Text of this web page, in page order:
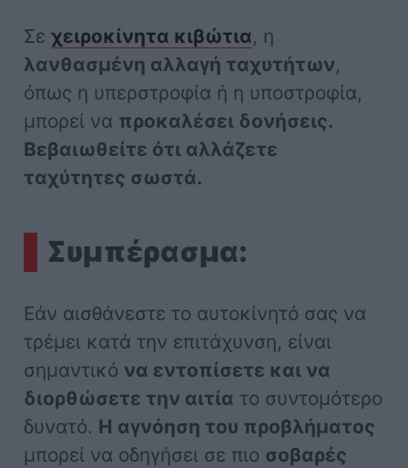
Σεχειροκίνητα κιβώτια, η
λανθασμένη αλλαγή ταχυτήτων,
όπως η υπερστροφία ή η υποστροφία,
μπορεί να προκαλέσει δονήσεις.
Βεβαιωθείτε ότι αλλάζετε
ταχύτητες σωστά.
Συμπέρασμα:
Εάν αισθάνεστε το αυτοκίνητό σας να
τρέμει κατά την επιτάχυνση, είναι
σημαντικό να εντοπίσετε και να
διορθώσετε την αιτία το συντομότερο
δυνατό. Η αγνόηση του προβλήματος
μπορεί να οδηγήσει σε πιο σοβαρές